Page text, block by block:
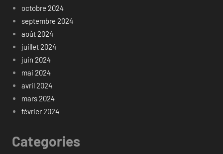
octobre 2024
septembre 2024
août 2024
juillet 2024
juin 2024
mai 2024
avril 2024
mars 2024
février 2024
Categories